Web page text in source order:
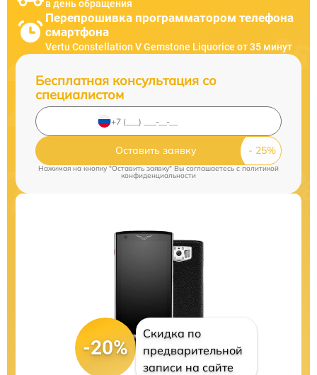
в день обращения
Перепрошивка программатором телефона
смартфона
Vertu Constellation V Gemstone Liquorice от 35 минут
Бесплатная консультация со
специалистом
Оставить заявку
Нажимая на кнопку "Оставить заявку" Вы соглашаетесь cполитикой
конфиденциальности
-20%
Скидка по
предварительной
записи на сайте